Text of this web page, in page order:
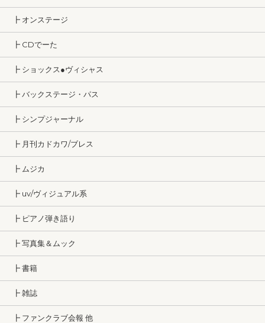
┣ オンステージ
┣ CDでーた
┣ ショックス●ヴィシャス
┣ バックステージ・パス
┣ シンプジャーナル
┣ 月刊カドカワ/ブレス
┣ ムジカ
┣ uv/ヴィジュアル系
┣ ピアノ弾き語り
┣ 写真集＆ムック
┣ 書籍
┣ 雑誌
┣ ファンクラブ会報 他